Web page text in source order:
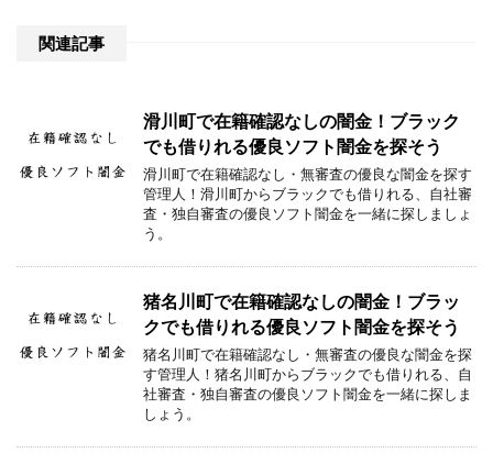
関連記事
滑川町で在籍確認なしの闇金！ブラック
でも借りれる優良ソフト闇金を探そう
滑川町で在籍確認なし・無審査の優良な闇金を探す
管理人！滑川町からブラックでも借りれる、自社審
査・独自審査の優良ソフト闇金を一緒に探しましょ
う。
猪名川町で在籍確認なしの闇金！ブラッ
クでも借りれる優良ソフト闇金を探そう
猪名川町で在籍確認なし・無審査の優良な闇金を探
す管理人！猪名川町からブラックでも借りれる、自
社審査・独自審査の優良ソフト闇金を一緒に探しま
しょう。